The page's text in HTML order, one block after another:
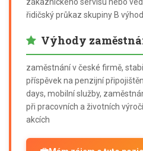
řidičský průkaz skupiny B
Výhody
zaměstnání v české firmě,
příspěvek na penzijní
days, mobilní služby,
při pracovních a životních
akcích